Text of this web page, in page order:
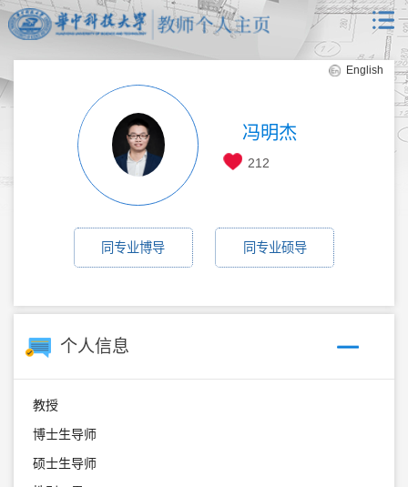
English
冯明杰
212
同专业博导 同专业硕导
个人信息
教授
博士生导师
硕士生导师